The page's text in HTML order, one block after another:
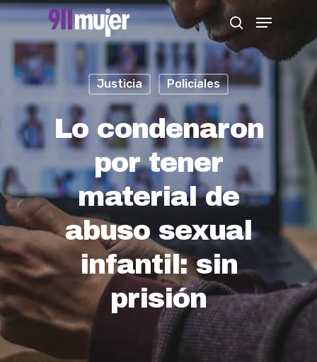
Skip
main
content
search
Menu
Justicia Policiales
Lo condenaron
por tener
material de
abuso sexual
infantil: sin
prisión
Close